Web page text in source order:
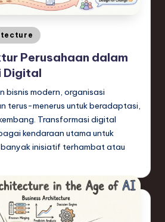
Perusahaan dalam
Digital
bisnis modern, organisasi
terus-menerus untuk beradaptasi,
Transformasi digital
kendaraan utama untuk
inisiatif terhambat atau